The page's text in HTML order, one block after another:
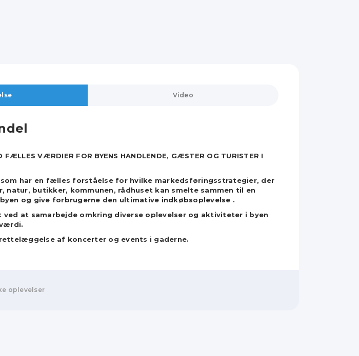
Video
FÆLLES VÆRDIER FOR BYENS HANDLENDE, GÆSTER OG TURISTER I
har en fælles forståelse for hvilke markedsføringsstrategier, der
natur, butikker, kommunen, rådhuset kan smelte sammen til en
og give forbrugerne den ultimative indkøbsoplevelse .
at samarbejde omkring diverse oplevelser og aktiviteter i byen
af koncerter og events i gaderne.
oplevelser